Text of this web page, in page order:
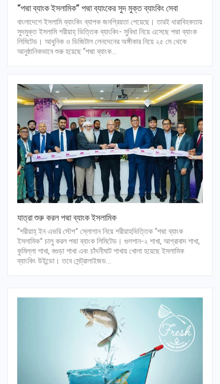
“পদ্মা ব্যাংক ইসলামিক” পদ্মা ব্যাংকের সুদ মুক্ত ব্যাংকিং সেবা
বাংলাদেশে ইসলামি ব্যাংকিং ব্যাপক জনপ্রিয়তা পেয়েছে। তারই ধারাবিহকতায়
সুদমুক্ত ইসলামি শরীয়াহ্ ভিত্তিক ব্যাংকিং- সুবিধা নিয়ে এসেছে পদ্মা ব্যাংক
লিমিটেড। আধুনিক ও ডিজিটাল লেনদেনের অঙ্গীকার নিয়ে ২৫ মে থেকে
আনুষ্ঠানিকভাবে শুরু হয়েছে “পদ্মা ব্যাংক…
যাত্রা শুরু করল পদ্মা ব্যাংক ইসলামিক
“শরীয়াহ্ ইন এভরি স্টেপ” স্লোগান নিয়ে শরীয়াহভিত্তিক “পদ্মা ব্যাংক
ইসলামিক” চালু করল পদ্মা ব্যাংক লিমিটেড। গুলশান-২ শাখা, আগ্রাবাদ শাখা,
কুমিল্লা শাখা, বগুড়া শাখা এবং চাঁদনীঘাট শাখায় খোলা হয়েছে ইসলামিক
ব্যাংকিং উইন্ডো। তবে সেন্ট্রালাইজড…